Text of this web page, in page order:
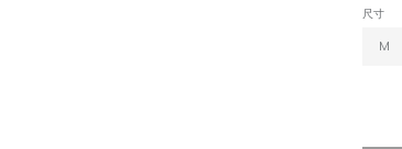
尺寸